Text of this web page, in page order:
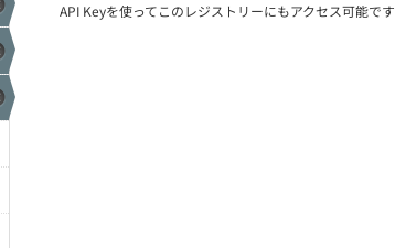
API Keyを使ってこのレジストリーにもアクセス可能です